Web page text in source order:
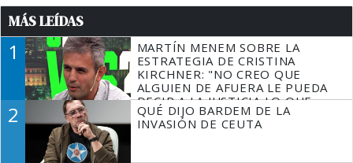
MÁS LEÍDAS
1
MARTÍN MENEM SOBRE LA
ESTRATEGIA DE CRISTINA
KIRCHNER: "NO CREO QUE
ALGUIEN DE AFUERA LE PUEDA
DECIR A LA JUSTICIA LO QUE
TIENE QUE HACER"
2
QUÉ DIJO BARDEM DE LA
INVASIÓN DE CEUTA